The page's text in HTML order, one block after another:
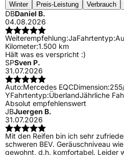
Winter
Preis-Leistung Verbrauch
DBDaniel B.
04.08.2026
Weiterempfehlung:JaFahrtentyp:
Kilometer:1.500 km
Hält was es verspricht :)
SPSven P.
31.07.2026
Auto:Mercedes EQCDimension:
YFahrtentyp:ÜberlandJährliche
Absolut empfehlenswert
JBJuergen B.
31.07.2026
Mit den Reifen bin ich sehr
schweren BEV. Geräuschniveau
gewohnt, d.h. komfortabel. Leider